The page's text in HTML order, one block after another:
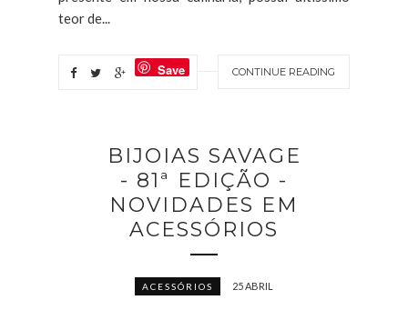
teor de...
CONTINUE READING
Save
BIJOIAS SAVAGE
- 81ª EDIÇÃO -
NOVIDADES EM
ACESSÓRIOS
ACESSÓRIOS 25 ABRIL